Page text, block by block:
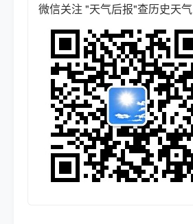
微信关注 "天气后报"查历史天气